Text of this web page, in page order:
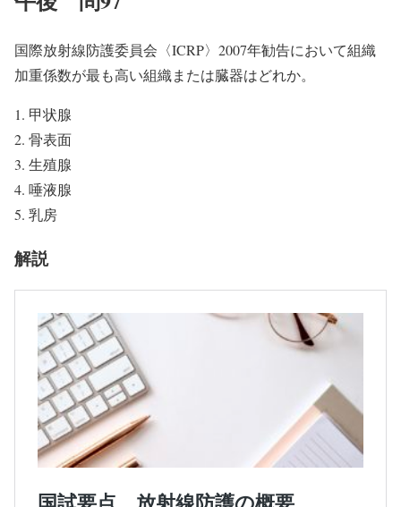
国際放射線防護委員会〈ICRP〉2007年勧告において組織
加重係数が最も高い組織または臓器はどれか。
甲状腺
骨表面
生殖腺
唾液腺
乳房
解説